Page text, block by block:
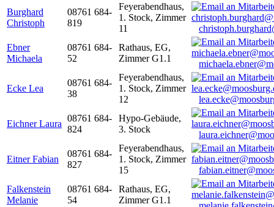
Burghard
Christoph
08761 684-
819
Feyerabendhaus,
1. Stock, Zimmer
11
Ebner
Michaela
08761 684-
52
Rathaus, EG,
Zimmer G1.1
Ecke Lea
08761 684-
38
Feyerabendhaus,
1. Stock, Zimmer
12
Eichner Laura
08761 684-
824
Hypo-Gebäude,
3. Stock
Eitner Fabian
08761 684-
827
Feyerabendhaus,
1. Stock, Zimmer
15
Falkenstein
Melanie
08761 684-
54
Rathaus, EG,
Zimmer G1.1